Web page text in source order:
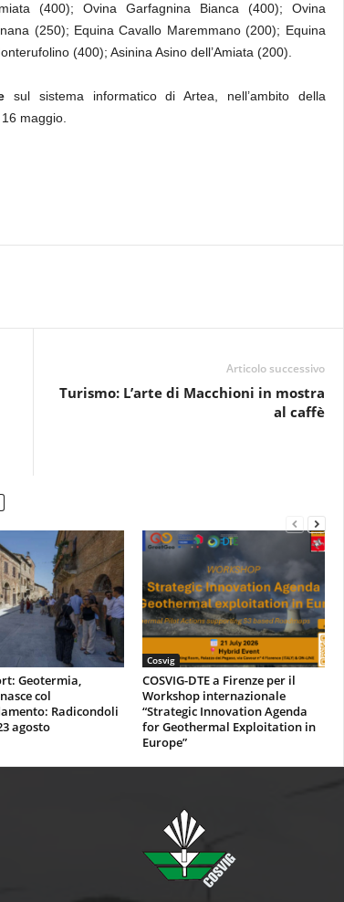
(400); Ovina Garfagnina Bianca (400); Ovina
(250); Equina Cavallo Maremmano (200); Equina
(400); Asinina Asino dell’Amiata (200).
sul sistema informatico di Artea, nell’ambito della
maggio.
Articolo successivo
Turismo: L’arte di Macchioni in mostra
al caffè
Geotermia,
col
Radicondoli
agosto
Cosvig
COSVIG-DTE a Firenze per il
Workshop internazionale
“Strategic Innovation Agenda
for Geothermal Exploitation in
Europe”